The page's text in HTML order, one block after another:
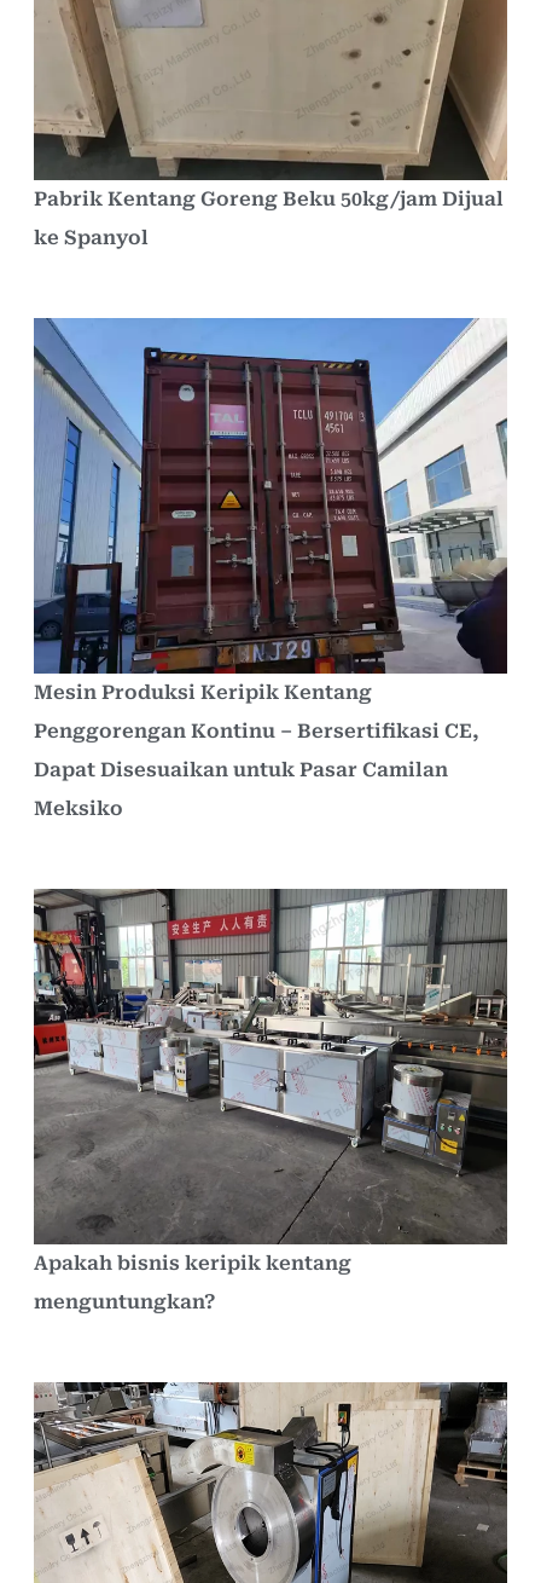
Pabrik Kentang Goreng Beku 50kg/jam Dijual
ke Spanyol
Mesin Produksi Keripik Kentang
Penggorengan Kontinu – Bersertifikasi CE,
Dapat Disesuaikan untuk Pasar Camilan
Meksiko
Apakah bisnis keripik kentang
menguntungkan?